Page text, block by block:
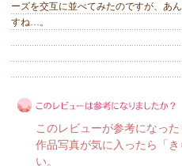
ーズを交互に並べてみたのですが、あ
すね…。
このレビューが参考になった
作品写真が気に入ったら「
い。